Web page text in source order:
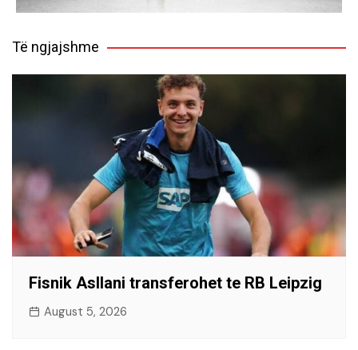
Të ngjajshme
Fisnik Asllani transferohet te RB Leipzig
August 5, 2026